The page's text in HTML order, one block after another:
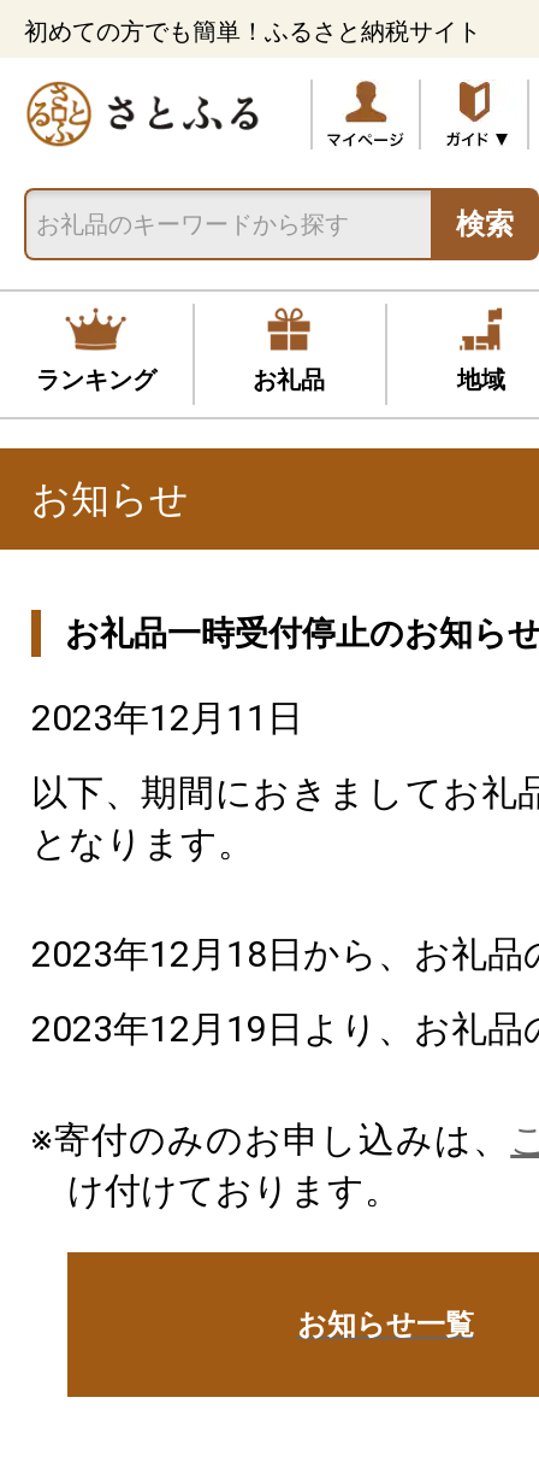
初めての方でも簡単！ふるさと納税サイト
検索
ランキング お礼品 地域
お知らせ
お礼品一時受付停止のお知ら
2023年12月11日
以下、期間におきましてお礼
となります。
2023年12月18日から、お礼品
2023年12月19日より、お礼品
※寄付のみのお申し込みは、
け付けております。
お知らせ一覧